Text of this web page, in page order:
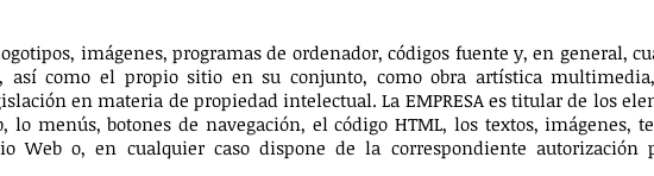
imágenes, programas de ordenador, códigos fuente y, en general,
así como el propio sitio en su conjunto, como obra artística
en materia de propiedad intelectual. La EMPRESA es titular de los
menús, botones de navegación, el código HTML, los textos, imágenes,
Web o, en cualquier caso dispone de la correspondiente autorización